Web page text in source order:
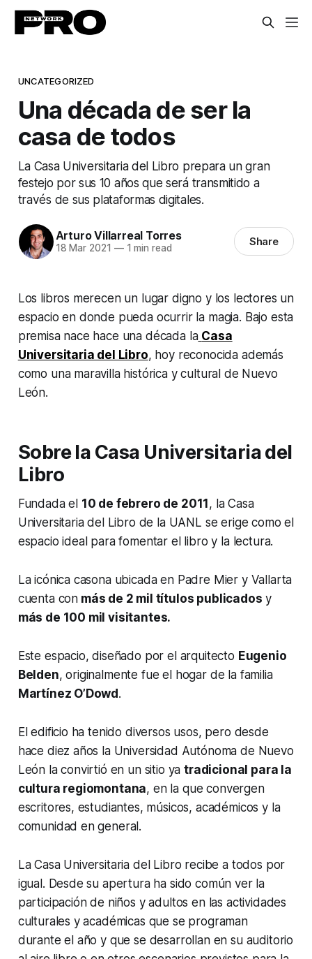
UNCATEGORIZED
Una década de ser la
casa de todos
La Casa Universitaria del Libro prepara un gran
festejo por sus 10 años que será transmitido a
través de sus plataformas digitales.
Arturo Villarreal Torres
18 Mar 2021 —1 min read Share
Los libros merecen un lugar digno y los lectores un
espacio en donde pueda ocurrir la magia. Bajo esta
premisa nace hace una década la Casa
Universitaria del Libro, hoy reconocida además
como una maravilla histórica y cultural de Nuevo
León.
Sobre la Casa Universitaria del
Libro
Fundada el 10 de febrero de 2011, la Casa
Universitaria del Libro de la UANL se erige como el
espacio ideal para fomentar el libro y la lectura.
La icónica casona ubicada en Padre Mier y Vallarta
cuenta con más de 2 mil títulos publicados y
más de 100 mil visitantes.
Este espacio, diseñado por el arquitecto Eugenio
Belden, originalmente fue el hogar de la familia
Martínez O’Dowd.
El edificio ha tenido diversos usos, pero desde
hace diez años la Universidad Autónoma de Nuevo
León la convirtió en un sitio yatradicional para la
cultura regiomontana, en la que convergen
escritores, estudiantes, músicos, académicos y la
comunidad en general.
La Casa Universitaria del Libro recibe a todos por
igual. Desde su apertura ha sido común ver la
participación de niños y adultos en las actividades
culturales y académicas que se programan
durante el año y que se desarrollan en su auditorio